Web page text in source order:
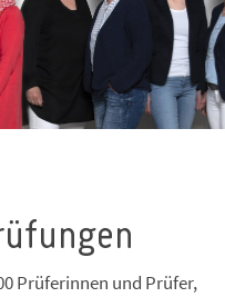
Prüferinnen und Prüfer,